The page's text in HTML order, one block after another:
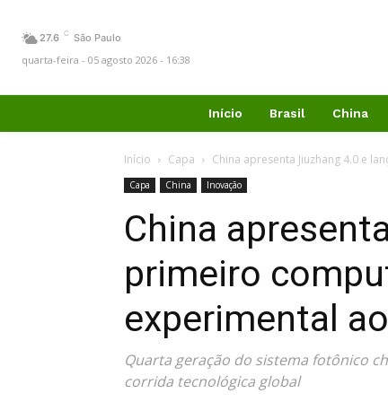
27.6 C São Paulo
quarta-feira - 05 agosto 2026 - 16:38
Início Brasil China
Início Capa China apresenta Jiuzhang 4.0 e
Capa China Inovação
China
primeiro
experimental
Quarta geração do sistema fotônico
corrida tecnológica global